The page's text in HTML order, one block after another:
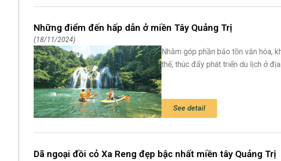
Những điểm đến hấp dẫn ở miền Tây Quảng Trị
18/11/2024
Nhằm góp phần bảo tồn văn hóa,
thế, thúc đẩy phát triển du lịch ở
See detail
Dã ngoại đồi cỏ Xa Reng đẹp bậc nhất miền tây Quảng Trị